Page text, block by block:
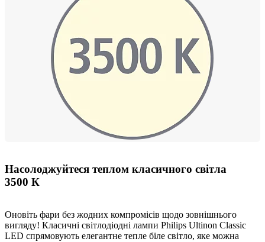
Насолоджуйтеся теплом класичного світла
3500 К
Оновіть фари без жодних компромісів щодо зовнішнього
вигляду! Класичні світлодіодні лампи Philips Ultinon Classic
LED спрямовують елегантне тепле біле світло, яке можна